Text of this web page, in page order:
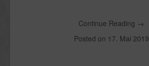
Continue Reading →
Posted on 17. Mai 2019